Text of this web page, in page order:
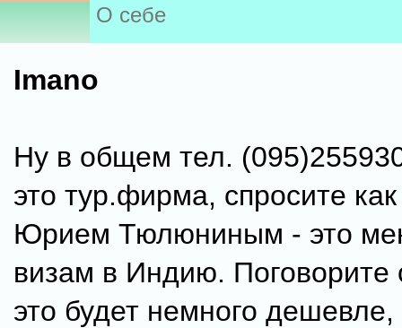
О себе
Imano
Ну в общем тел.
это тур.фирма, спросите как
Юрием Тюлюниным - это
визам в Индию. Поговорите
это будет немного